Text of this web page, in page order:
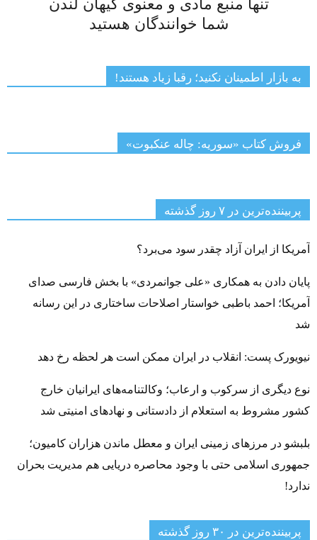
تنها منبع مادی و معنوی کیهان لندن
شما خوانندگان هستید
به بازار اطمینان نکنید؛ رقبا زیاد هستند!
فروش کتاب «سوریه: چاله عنکبوت»
پربیننده‌ترین‌ در ۷ روز گذشته
آمریکا از ایران آزاد چقدر سود می‌برد؟
پایان دادن به همکاری «علی جوانمردی» با بخش فارسی صدای
آمریکا؛ احمد باطبی خواستار اصلاحات ساختاری در این رسانه
شد
نیویورک پست: انقلاب در ایران ممکن است هر لحظه رخ دهد
نوع دیگری از سرکوب و ارعاب؛ وکالتنامه‌های ایرانیان خارج
کشور مشروط به استعلام از دادستانی و نهادهای امنیتی شد
بلبشو در مرزهای زمینی ایران و معطل ماندن هزاران کامیون؛
جمهوری اسلامی حتی با وجود محاصره دریایی هم مدیریت بحران
ندارد!
پربیننده‌ترین‌ در ۳۰ روز گذشته